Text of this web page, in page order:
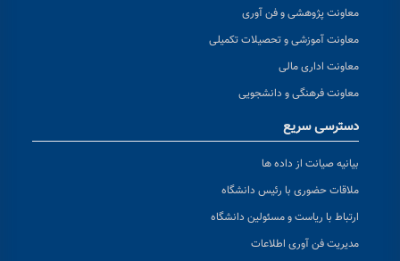
معاونت پژوهشی و فن آوری
معاونت آموزشی و تحصیلات تکمیلی
معاونت اداری مالی
معاونت فرهنگی و دانشجویی
دسترسی سریع
بیانیه صیانت از داده ها
ملاقات حضوری با رئیس دانشگاه
ارتباط با ریاست و مسئولین دانشگاه
مدیریت فن آوری اطلاعات